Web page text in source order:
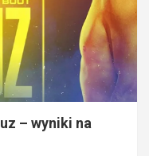
– wyniki na